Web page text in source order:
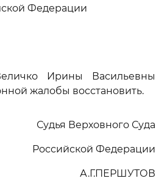
Федерации
Ирины Васильевны
жалобы восстановить.
Судья Верховного Суда
Российской Федерации
А.Г.ПЕРШУТОВ